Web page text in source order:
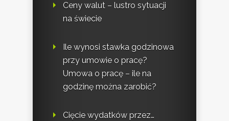
Ceny walut – lustro sytuacji
na świecie
Ile wynosi stawka godzinowa
przy umowie o pracę?
Umowa o pracę – ile na
godzinę można zarobić?
Cięcie wydatków przez…